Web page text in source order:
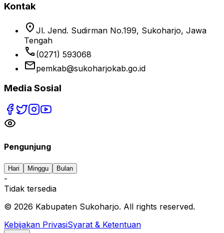
Kontak
location_on Jl. Jend. Sudirman No.199, Sukoharjo, Jawa
Tengah
phone (0271) 593068
emailpemkab@sukoharjokab.go.id
Media Sosial
Pengunjung
Hari Minggu Bulan
-
Tidak tersedia
© 2026 Kabupaten Sukoharjo. All rights reserved.
Kebijakan PrivasiSyarat & Ketentuan